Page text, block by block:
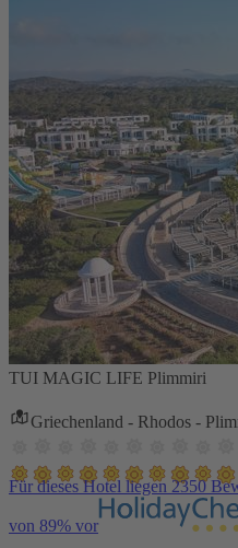
TUI MAGIC LIFE Plimmiri
Griechenland - Rhodos -
Für dieses Hotel liegen 2350
von 89% vor